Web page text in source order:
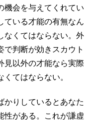
機会を与えてくれてい
ている才能の有無なん
なくてはならない。外
で判断が効きスカウト
見以外の才能なら実際
てはならない。
かりしているとあなた
性がある。これが謙虚